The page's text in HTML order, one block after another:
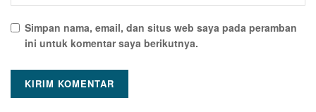
Simpan nama, email, dan situs web saya pada peramban
ini untuk komentar saya berikutnya.